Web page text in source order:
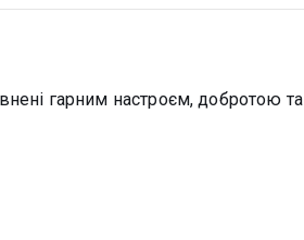
гарним настроєм, добротою та